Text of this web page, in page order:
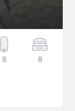
8 8